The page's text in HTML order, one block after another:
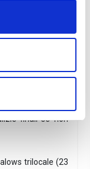
15:30 (il bus a
100 metri dalla
a circa 150 m
finali se non
trilocale (23